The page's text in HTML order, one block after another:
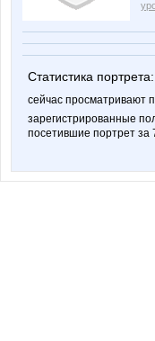
Статистика портрета:
сейчас просматривают
зарегистрированные
посетившие портрет за